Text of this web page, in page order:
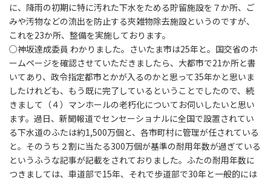
に、降雨の初期に特に汚れた下水をためる貯留施設を７か所、ご
みや汚物などの流出を防止する夾雑物除去施設というのですが、
これを23か所、整備を実施しております。
○神坂達成委員 わかりました。さいたま市は25年と。国交省のホ
ームページを確認させていただきましたら、大都市で21か所と書
いてあり、政令指定都市とかが入るのかと思って35年かと思いま
したけれども、もう既に完了しているということでしたので、続
きまして（４）マンホールの老朽化についてお伺いしたいと思い
ます。過日、新聞報道でセンセーショナルに全国で設置されてい
る下水道のふたは約1,500万個と、各市町村に管理が任されている
と。そのうち２割に当たる300万個が基準の耐用年数が過ぎている
というふうな記事が記載をされておりました。ふたの耐用年数に
つきましては、車道部で15年、それで歩道部で30年と一般的には